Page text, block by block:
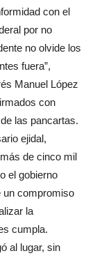
con el
por no
no olvide los
fuera”,
Manuel López
con
las pancartas.
ejidal,
de cinco mil
el gobierno
un compromiso
la
cumpla.
al lugar, sin